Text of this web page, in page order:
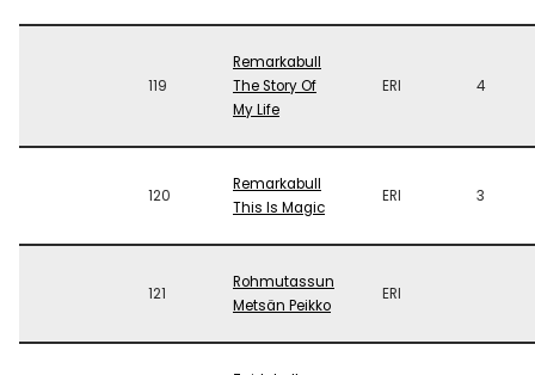
119
Remarkabull
The Story Of
My Life
ERI 4
120
Remarkabull
This Is Magic
ERI 3
121
Rohmutassun
Metsän Peikko
ERI